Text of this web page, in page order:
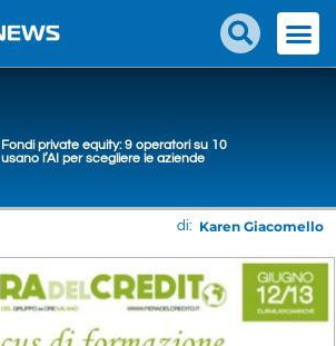
Fondi private equity: 9 operatori su 10
usano l’AI per scegliere le aziende
di: Karen Giacomello